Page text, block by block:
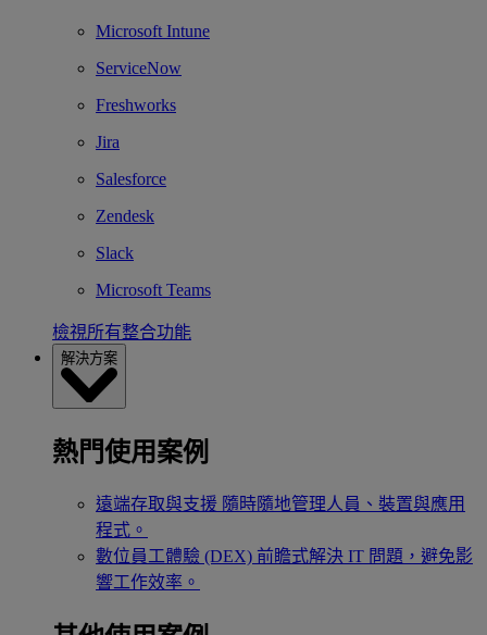
Microsoft Intune
ServiceNow
Freshworks
Jira
Salesforce
Zendesk
Slack
Microsoft Teams
檢視所有整合功能
解決方案
熱門使用案例
遠端存取與支援 隨時隨地管理人員、裝置與應用
程式。
數位員工體驗 (DEX) 前瞻式解決 IT 問題，避免影
響工作效率。